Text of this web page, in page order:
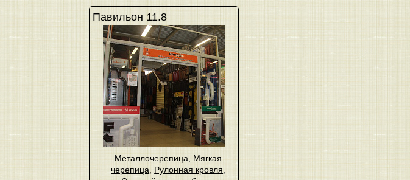
Павильон 11.8
Металлочерепица
Мягкая
черепица
Рулонная кровля